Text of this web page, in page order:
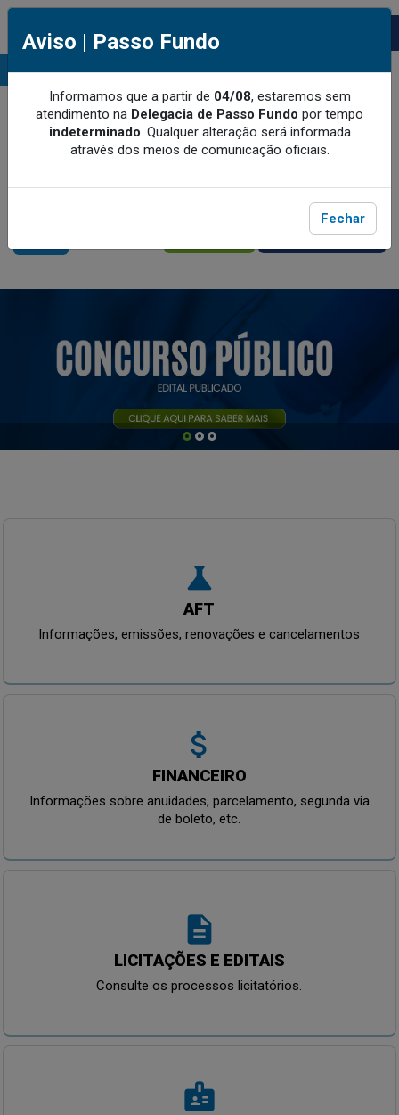
CRQ-V BENEFÍCIOS
Aviso | Passo Fundo
Informamos que a partir de 04/08, estaremos sem
atendimento na Delegacia de Passo Fundo por tempo
indeterminado. Qualquer alteração será informada
através dos meios de comunicação oficiais.
Fechar
science
AFT
Informações, emissões, renovações e cancelamentos
attach_money
FINANCEIRO
Informações sobre anuidades, parcelamento, segunda via
de boleto, etc.
description
LICITAÇÕES E EDITAIS
Consulte os processos licitatórios.
badge